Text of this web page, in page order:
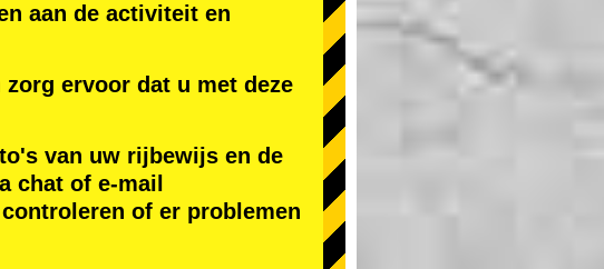
aan de activiteit en
ervoor dat u met deze
van uw rijbewijs en de
chat of e-mail
of er problemen